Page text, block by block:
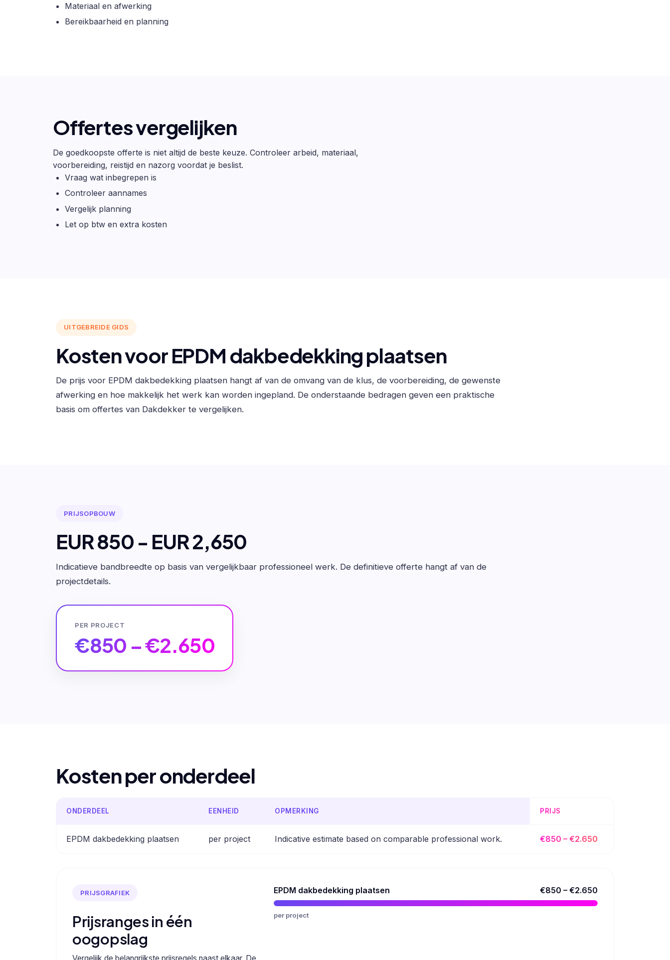
Materiaal en afwerking
Bereikbaarheid en planning
Offertes vergelijken
De goedkoopste offerte is niet altijd de beste keuze. Controleer arbeid, materiaal,
voorbereiding, reistijd en nazorg voordat je beslist.
Vraag wat inbegrepen is
Controleer aannames
Vergelijk planning
Let op btw en extra kosten
UITGEBREIDE GIDS
Kosten voor EPDM dakbedekking plaatsen
De prijs voor EPDM dakbedekking plaatsen hangt af van de omvang van de klus, de voorbereiding, de gewenste
afwerking en hoe makkelijk het werk kan worden ingepland. De onderstaande bedragen geven een praktische
basis om offertes van Dakdekker te vergelijken.
PRIJSOPBOUW
EUR 850 - EUR 2,650
Indicatieve bandbreedte op basis van vergelijkbaar professioneel werk. De definitieve offerte hangt af van de
projectdetails.
PER PROJECT
€850 – €2.650
Kosten per onderdeel
ONDERDEEL EENHEID OPMERKING PRIJS
EPDM dakbedekking plaatsen per project Indicative estimate based on comparable professional work. €850 – €2.650
PRIJSGRAFIEK
Prijsranges in één
oogopslag
EPDM dakbedekking plaatsen €850 – €2.650
per project